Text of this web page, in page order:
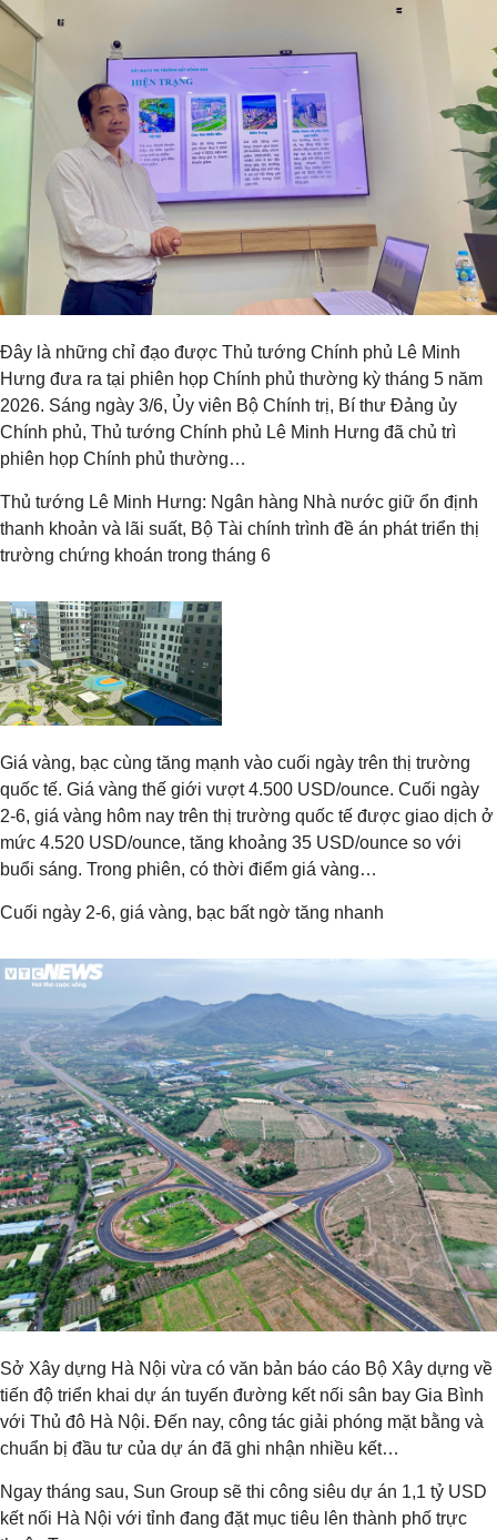
Đây là những chỉ đạo được Thủ tướng Chính phủ Lê Minh
Hưng đưa ra tại phiên họp Chính phủ thường kỳ tháng 5 năm
2026. Sáng ngày 3/6, Ủy viên Bộ Chính trị, Bí thư Đảng ủy
Chính phủ, Thủ tướng Chính phủ Lê Minh Hưng đã chủ trì
phiên họp Chính phủ thường…
Thủ tướng Lê Minh Hưng: Ngân hàng Nhà nước giữ ổn định
thanh khoản và lãi suất, Bộ Tài chính trình đề án phát triển thị
trường chứng khoán trong tháng 6
Giá vàng, bạc cùng tăng mạnh vào cuối ngày trên thị trường
quốc tế. Giá vàng thế giới vượt 4.500 USD/ounce. Cuối ngày
2-6, giá vàng hôm nay trên thị trường quốc tế được giao dịch ở
mức 4.520 USD/ounce, tăng khoảng 35 USD/ounce so với
buổi sáng. Trong phiên, có thời điểm giá vàng…
Cuối ngày 2-6, giá vàng, bạc bất ngờ tăng nhanh
Sở Xây dựng Hà Nội vừa có văn bản báo cáo Bộ Xây dựng về
tiến độ triển khai dự án tuyến đường kết nối sân bay Gia Bình
với Thủ đô Hà Nội. Đến nay, công tác giải phóng mặt bằng và
chuẩn bị đầu tư của dự án đã ghi nhận nhiều kết…
Ngay tháng sau, Sun Group sẽ thi công siêu dự án 1,1 tỷ USD
kết nối Hà Nội với tỉnh đang đặt mục tiêu lên thành phố trực